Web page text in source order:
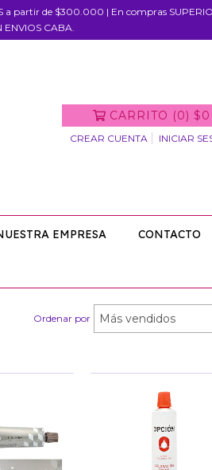
a partir de $300.000 | En compras
ENVIOS CABA.
CARRITO (0) $0
CREAR CUENTA INICIAR
EMPRESA CONTACTO
Ordenar por